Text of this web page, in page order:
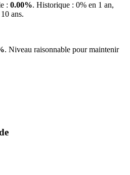
: 0.00%. Historique : 0% en 1 an,
ans.
. Niveau raisonnable pour maintenir